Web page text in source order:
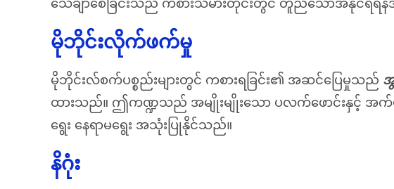
မိုဘိုင်းလိုက်ဖက်မှု
မိုဘိုင်းလ်စက်ပစ္စည်းများတွင် ကစားရခြင်း၏ အဆင်ပြေမှုသည်
ထားသည်။ ဤကဏ္ဍသည် အမျိုးမျိုးသော ပလက်ဖောင်းနှင့် အက်ပ်
ရွေး နေရာမရွေး အသုံးပြုနိုင်သည်။
နိဂုံး